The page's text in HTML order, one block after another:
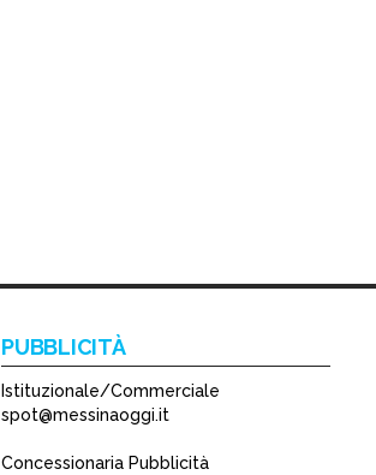
PUBBLICITÀ
Istituzionale/Commerciale
spot@messinaoggi.it
Concessionaria Pubblicità